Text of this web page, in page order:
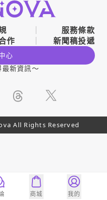
服務條款
作 新聞稿投遞
心
新資訊～
All Rights Reserved
商城 我的